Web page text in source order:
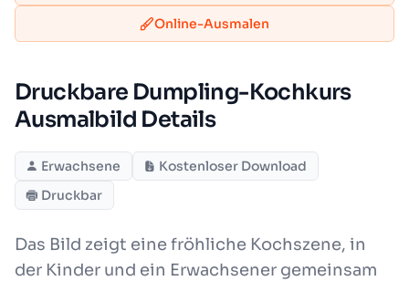
Online-Ausmalen
Druckbare Dumpling-Kochkurs
Ausmalbild Details
Erwachsene
Kostenloser Download
Druckbar
Das Bild zeigt eine fröhliche Kochszene, in
der Kinder und ein Erwachsener gemeinsam